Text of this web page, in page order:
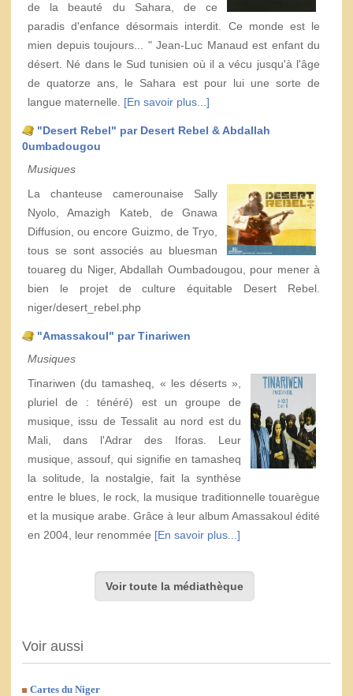
de la beauté du Sahara, de ce
paradis d'enfance désormais interdit. Ce monde est le
mien depuis toujours... " Jean-Luc Manaud est enfant du
désert. Né dans le Sud tunisien où il a vécu jusqu'à l'âge
de quatorze ans, le Sahara est pour lui une sorte de
langue maternelle. [En savoir plus...]
"Desert Rebel" par Desert Rebel & Abdallah
0umbadougou
Musiques
La chanteuse camerounaise Sally
Nyolo, Amazigh Kateb, de Gnawa
Diffusion, ou encore Guizmo, de Tryo,
tous se sont associés au bluesman
touareg du Niger, Abdallah Oumbadougou, pour mener à
bien le projet de culture équitable Desert Rebel.
niger/desert_rebel.php
"Amassakoul" par Tinariwen
Musiques
Tinariwen (du tamasheq, « les déserts »,
pluriel de : ténéré) est un groupe de
musique, issu de Tessalit au nord est du
Mali, dans l'Adrar des Iforas. Leur
musique, assouf, qui signifie en tamasheq
la solitude, la nostalgie, fait la synthèse
entre le blues, le rock, la musique traditionnelle touarègue
et la musique arabe. Grâce à leur album Amassakoul édité
en 2004, leur renommée [En savoir plus...]
Voir toute la médiathèque
Voir aussi
Cartes du Niger